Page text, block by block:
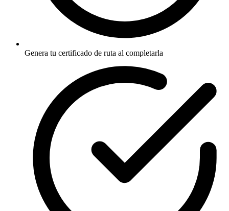
Genera tu certificado de ruta al completarla